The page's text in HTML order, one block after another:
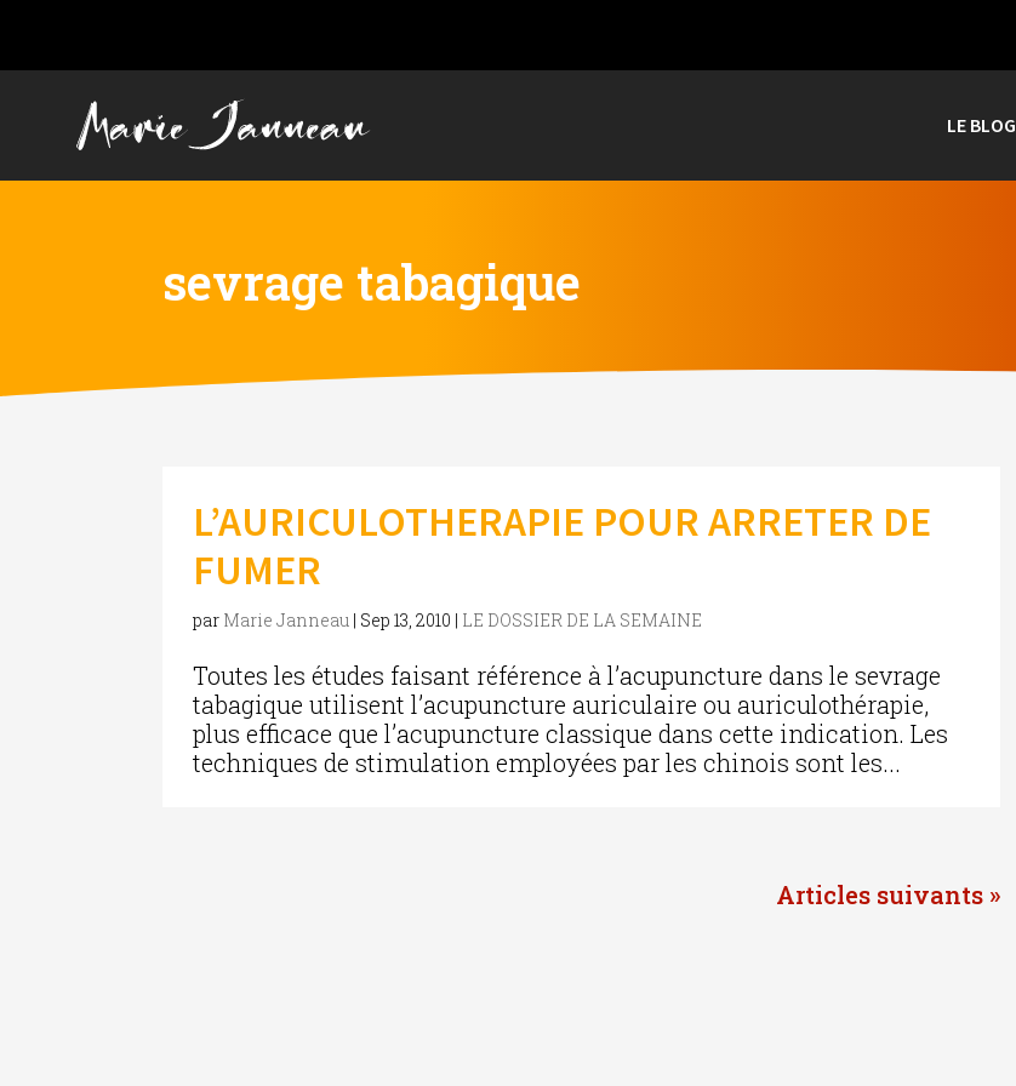
LE BLOG
sevrage tabagique
L’AURICULOTHERAPIE POUR ARRETER DE
FUMER
par Marie Janneau | Sep 13, 2010 | LE DOSSIER DE LA SEMAINE
Toutes les études faisant référence à l’acupuncture dans le sevrage
tabagique utilisent l’acupuncture auriculaire ou auriculothérapie,
plus efficace que l’acupuncture classique dans cette indication. Les
techniques de stimulation employées par les chinois sont les...
Entrées suivantes »